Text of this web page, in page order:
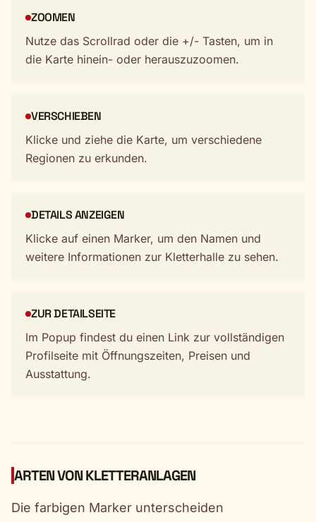
ZOOMEN
Nutze das Scrollrad oder die +/- Tasten, um in
die Karte hinein- oder herauszuzoomen.
VERSCHIEBEN
Klicke und ziehe die Karte, um verschiedene
Regionen zu erkunden.
DETAILS ANZEIGEN
Klicke auf einen Marker, um den Namen und
weitere Informationen zur Kletterhalle zu sehen.
ZUR DETAILSEITE
Im Popup findest du einen Link zur vollständigen
Profilseite mit Öffnungszeiten, Preisen und
Ausstattung.
ARTEN VON KLETTERANLAGEN
Die farbigen Marker unterscheiden